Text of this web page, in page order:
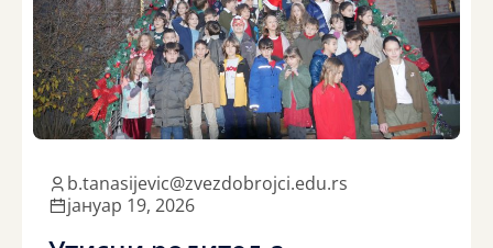
b.tanasijevic@zvezdobrojci.edu.rs
јануар 19, 2026